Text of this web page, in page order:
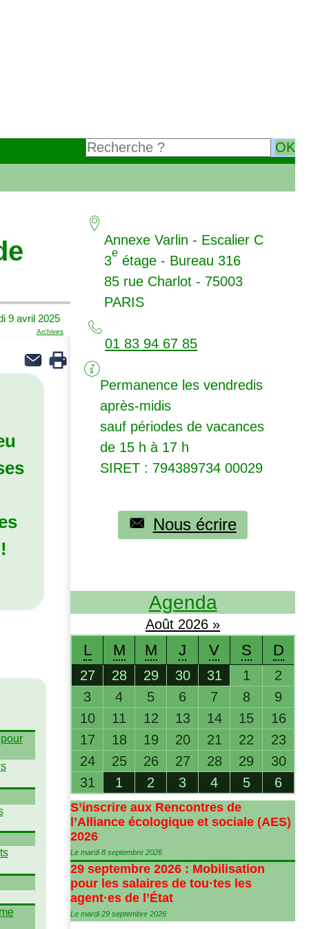
9 avril 2025
Archives
!
Annexe Varlin - Escalier C
3
e
étage - Bureau 316
85 rue Charlot - 75003
PARIS
01 83 94 67 85
Permanence les vendredis
après-midis
sauf périodes de vacances
de 15 h à 17 h
SIRET : 794389734 00029
Nous écrire
Agenda
Août 2026 »
L M M J V S D
27 28 29 30 31 1
2
3
4 5 6 7 8
9
10
11 12 13 14 15
16
17
18 19 20 21 22
23
24
25 26 27 28 29
30
31
1 2 3 4 5 6
S’inscrire aux Rencontres de
l’Alliance écologique et sociale (AES)
2026
Le mardi 8 septembre 2026
29 septembre 2026 : Mobilisation
pour les salaires de tou·tes les
agent·es de l’État
Le mardi 29 septembre 2026